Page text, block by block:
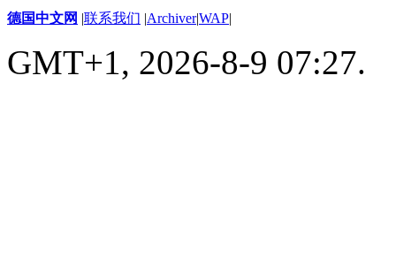
德国中文网 |联系我们 |Archiver|WAP|
GMT+1, 2026-8-9 07:27.